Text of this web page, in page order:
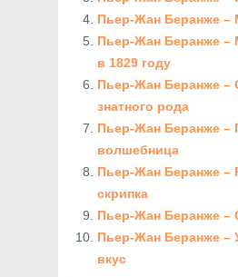
Пьер-Жан Беранже –
Пьер-Жан Беранже –
в 1829 году
Пьер-Жан Беранже –
знатного рода
Пьер-Жан Беранже –
волшебница
Пьер-Жан Беранже –
скрипка
Пьер-Жан Беранже –
Пьер-Жан Беранже –
вкус